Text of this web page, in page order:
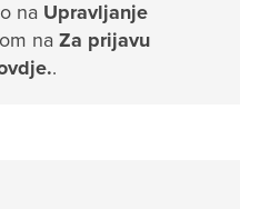
na Upravljanje
na Za prijavu
.